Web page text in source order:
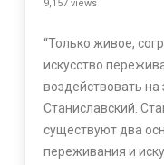
9,157 views
“Только живое,
искусство
воздействовать на
Станиславский.
существуют два
переживания и